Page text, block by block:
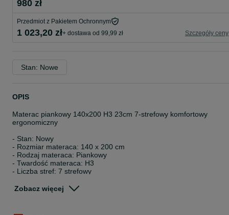
980 zł
Przedmiot z Pakietem Ochronnym
1 023,20 zł+ dostawa od 99,99 zł Szczegóły ceny
Stan: Nowe
OPIS
Materac piankowy 140x200 H3 23cm 7-strefowy komfortowy
ergonomiczny
- Stan: Nowy
- Rozmiar materaca: 140 x 200 cm
- Rodzaj materaca: Piankowy
- Twardość materaca: H3
- Liczba stref: 7 strefowy
- Długość materaca: 200 cm
Zobacz więcej